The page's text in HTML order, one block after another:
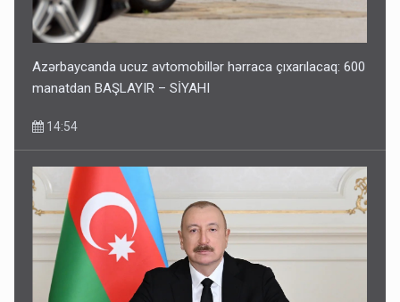
Azərbaycanda ucuz avtomobillər hərraca çıxarılacaq: 600
manatdan BAŞLAYIR – SİYAHI
14:54